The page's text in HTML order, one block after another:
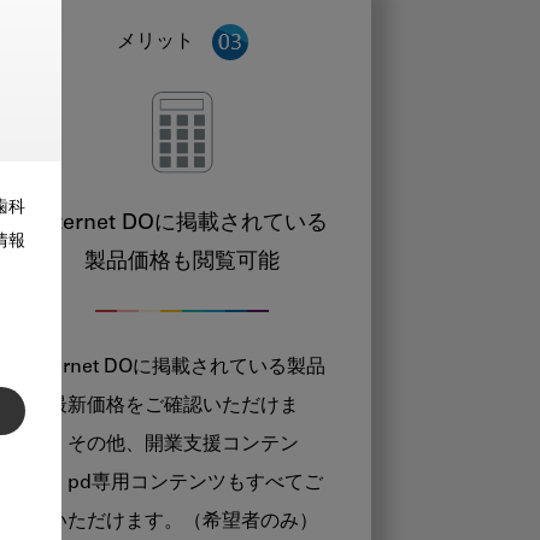
科
報
メリット
Internet DOに掲載されている
製品価格も閲覧可能
Internet DOに掲載されている製品
の最新価格をご確認いただけま
す。その他、開業支援コンテン
ツ、pd専用コンテンツもすべてご
覧いただけます。（希望者のみ）